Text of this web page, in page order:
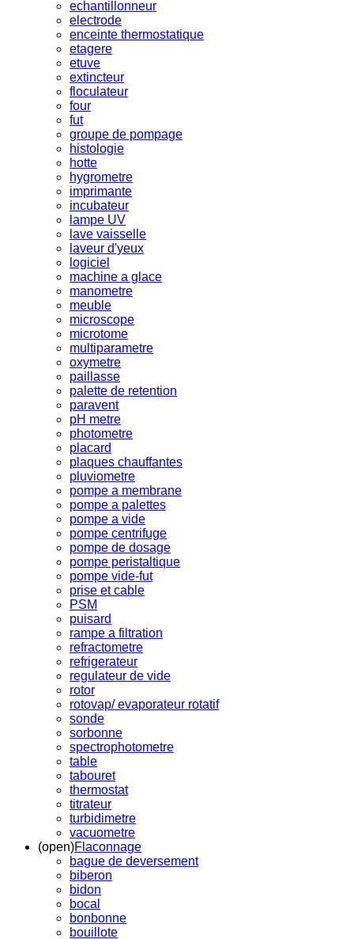
echantillonneur
electrode
enceinte thermostatique
etagere
etuve
extincteur
floculateur
four
fut
groupe de pompage
histologie
hotte
hygrometre
imprimante
incubateur
lampe UV
lave vaisselle
laveur d'yeux
logiciel
machine a glace
manometre
meuble
microscope
microtome
multiparametre
oxymetre
paillasse
palette de retention
paravent
pH metre
photometre
placard
plaques chauffantes
pluviometre
pompe a membrane
pompe a palettes
pompe a vide
pompe centrifuge
pompe de dosage
pompe peristaltique
pompe vide-fut
prise et cable
PSM
puisard
rampe a filtration
refractometre
refrigerateur
regulateur de vide
rotor
rotovap/ evaporateur rotatif
sonde
sorbonne
spectrophotometre
table
tabouret
thermostat
titrateur
turbidimetre
vacuometre
(open)Flaconnage
bague de deversement
biberon
bidon
bocal
bonbonne
bouillote